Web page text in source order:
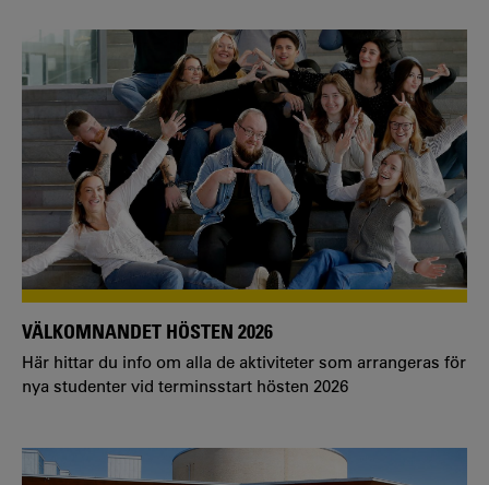
VÄLKOMNANDET HÖSTEN 2026
Här hittar du info om alla de aktiviteter som arrangeras för
nya studenter vid terminsstart hösten 2026